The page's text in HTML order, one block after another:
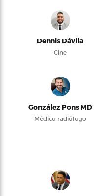
Dennis Dávila
Cine
González Pons MD
Médico radiólogo